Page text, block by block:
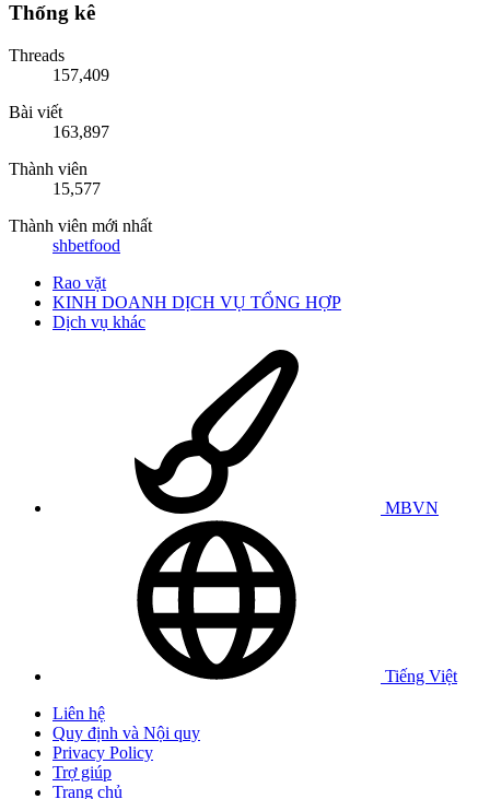
Thống kê
Threads
157,409
Bài viết
163,897
Thành viên
15,577
Thành viên mới nhất
shbetfood
Rao vặt
KINH DOANH DỊCH VỤ TỔNG HỢP
Dịch vụ khác
MBVN
Tiếng Việt
Liên hệ
Quy định và Nội quy
Privacy Policy
Trợ giúp
Trang chủ